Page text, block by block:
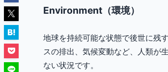
Environment（環境）
地球を持続可能な状態で後世に残
スの排出、気候変動など、人類が
ない状況です。